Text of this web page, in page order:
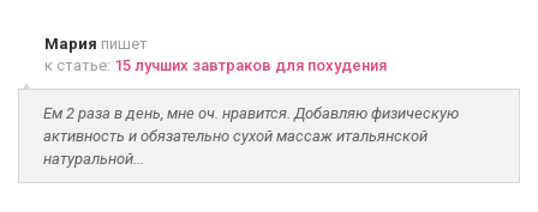
Мария пишет
к статье: 15 лучших завтраков для похудения
Ем 2 раза в день, мне оч. нравится. Добавляю физическую
активность и обязательно сухой массаж итальянской
натуральной...